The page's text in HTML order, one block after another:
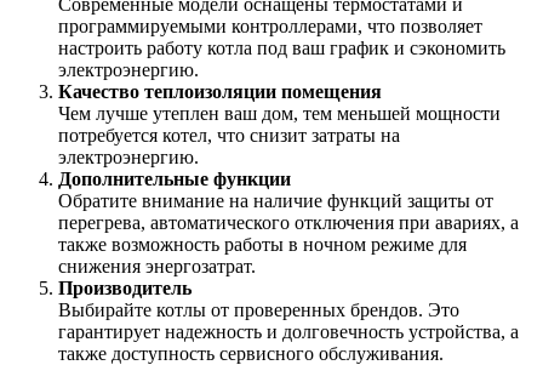
программируемыми контроллерами, что позволяет
настроить работу котла под ваш график и сэкономить
электроэнергию.
Качество теплоизоляции помещения
Чем лучше утеплен ваш дом, тем меньшей мощности
потребуется котел, что снизит затраты на
электроэнергию.
Дополнительные функции
Обратите внимание на наличие функций защиты от
перегрева, автоматического отключения при авариях, а
также возможность работы в ночном режиме для
снижения энергозатрат.
Производитель
Выбирайте котлы от проверенных брендов. Это
гарантирует надежность и долговечность устройства, а
также доступность сервисного обслуживания.